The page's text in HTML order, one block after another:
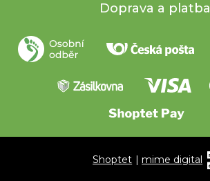
Doprava a platba
Shoptet |mime digital